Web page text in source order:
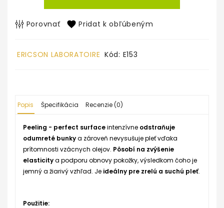
Porovnať Pridat k obľúbeným
ERICSON LABORATOIRE Kód: E153
Popis Špecifikácia Recenzie (0)
Peeling - perfect surfaceintenzívne odstraňuje
odumreté bunkya zároveň nevysušuje pleť vďaka
prítomnosti vzácnych olejov. Pôsobí na zvýšenie
elasticitya podporu obnovy pokožky, výsledkom čoho je
jemný a žiarivý vzhľad. Je ideálny pre zrelú a suchú pleť.
Použitie: